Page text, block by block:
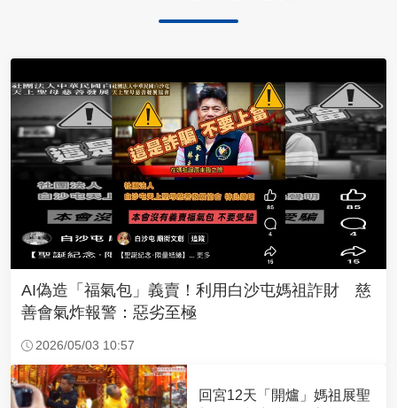
AI偽造「福氣包」義賣！利用白沙屯媽祖詐財 慈
善會氣炸報警：惡劣至極
2026/05/03 10:57
回宮12天「開爐」媽祖展聖